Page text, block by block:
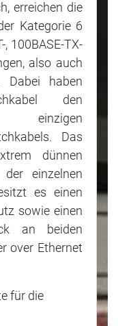
erreichen die
Kategorie 6
100BASE-TX-
also auch
Dabei haben
den
einzigen
Das
dünnen
einzelnen
es einen
sowie einen
an beiden
over Ethernet
für die